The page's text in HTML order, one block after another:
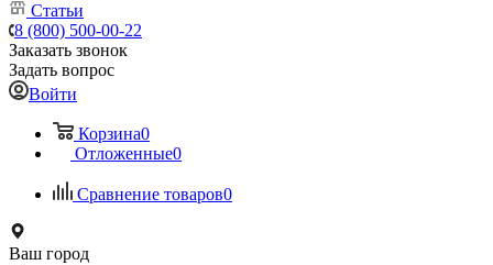
Статьи
8 (800) 500-00-22
Заказать звонок
Задать вопрос
Войти
Корзина0
Отложенные0
Сравнение товаров0
Ваш город